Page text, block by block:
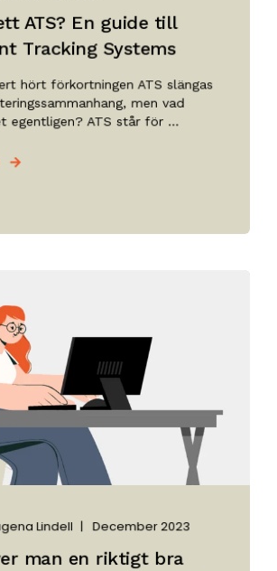
ATS? En guide till
Tracking Systems
hört förkortningen ATS slängas
men vad
egentligen? ATS står för ...
Lindell December 2023
man en riktigt bra